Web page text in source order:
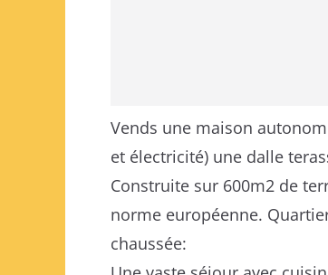
Vends une maison
et électricité) une dalle
Construite sur 600m2 de
norme européenne.
chaussée: